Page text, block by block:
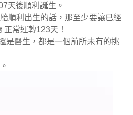
天後順利誕生。
順利出生的話，那至少要讓已經
常運轉123天！
是醫生，都是一個前所未有的挑